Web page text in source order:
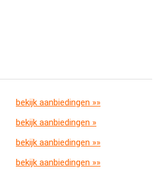
bekijk aanbiedingen »»
bekijk aanbiedingen »
bekijk aanbiedingen »»
bekijk aanbiedingen »»